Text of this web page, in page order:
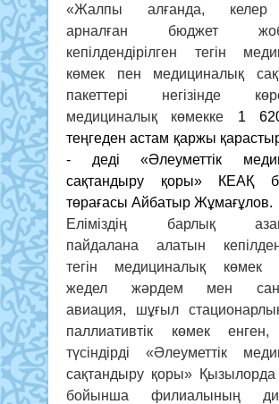
«Жалпы алғанда, келер
арналған бюджет
кепілдендірілген тегін
көмек пен медициналық
пакеттері негізінде
медициналық көмекке 1
теңгеден астам қаржы
- деді «Әлеуметтік
сақтандыру қоры» КЕАҚ
төрағасы Айбатыр Жұмағұлов.
Еліміздің барлық
пайдалана алатын
тегін медициналық көмек
жедел жәрдем мен
авиация, шұғыл
паллиативтік көмек
түсіндірді «Әлеуметтік
сақтандыру қоры»
бойынша филиалының